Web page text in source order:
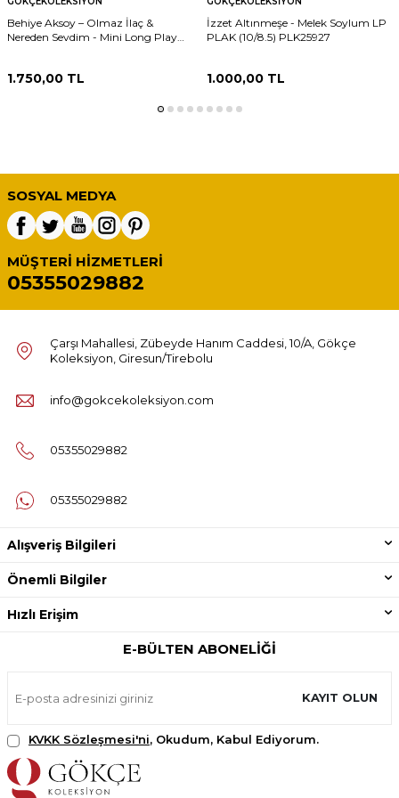
Behiye Aksoy – Olmaz İlaç &
Nereden Sevdim - Mini Long Play
1.750,00 TL
İzzet Altınmeşe - Melek Soylum LP
PLAK (10/8.5) PLK25927
1.000,00TL
SOSYAL MEDYA
MÜŞTERI HIZMETLERI
05355029882
Çarşı Mahallesi, Zübeyde Hanım Caddesi, 10/A, Gökçe
Koleksiyon, Giresun/Tirebolu
info@gokcekoleksiyon.com
05355029882
05355029882
Alışveriş Bilgileri
Önemli Bilgiler
Hızlı Erişim
E-BÜLTEN ABONELIĞI
KAYIT OLUN
KVKK Sözleşmesi'ni, Okudum, Kabul Ediyorum.